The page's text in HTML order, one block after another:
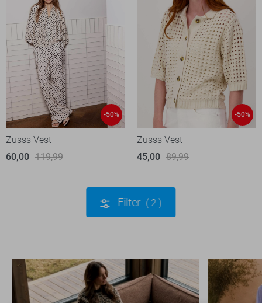
-50%
Zusss Vest
60,00 119,99
-50%
Zusss Vest
45,00 89,99
Filter 2